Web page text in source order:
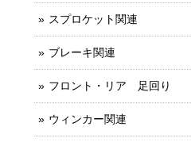
スプロケット関連
ブレーキ関連
フロント・リア 足回り
ウィンカー関連